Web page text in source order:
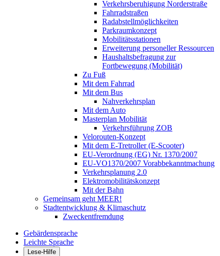
Verkehrsberuhigung Norderstraße
Fahrradstraßen
Radabstellmöglichkeiten
Parkraumkonzept
Mobilitätsstationen
Erweiterung personeller Ressourcen
Haushaltsbefragung zur
Fortbewegung (Mobilität)
Zu Fuß
Mit dem Fahrrad
Mit dem Bus
Nahverkehrsplan
Mit dem Auto
Masterplan Mobilität
Verkehrsführung ZOB
Velorouten-Konzept
Mit dem E-Tretroller (E-Scooter)
EU-Verordnung (EG) Nr. 1370/2007
EU-VO1370/2007 Vorabbekanntmachung
Verkehrsplanung 2.0
Elektromobilitätskonzept
Mit der Bahn
Gemeinsam geht MEER!
Stadtentwicklung & Klimaschutz
Zweckentfremdung
Gebärdensprache
Leichte Sprache
Lese-Hilfe